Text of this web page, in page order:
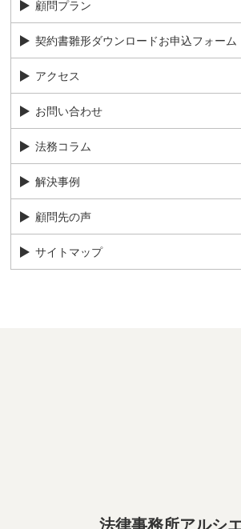
顧問プラン
契約書雛形ダウンロードお申込フォーム
アクセス
お問い合わせ
法務コラム
解決事例
顧問先の声
サイトマップ
法律事務所アルシ